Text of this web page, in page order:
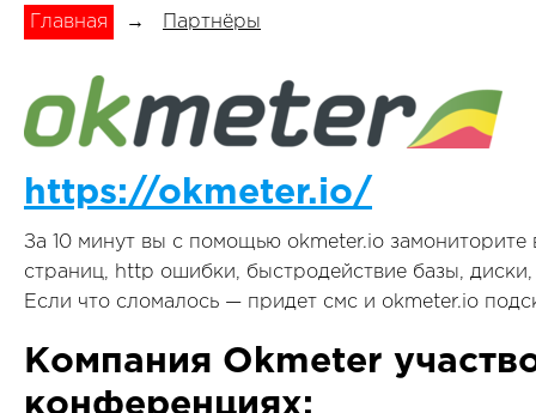
Главная → Партнёры
https://okmeter.io/
За 10 минут вы с помощью okmeter.io замониторите
страниц, http ошибки, быстродействие базы,
Если что сломалось — придет смс и okmeter.io
Компания Okmeter
конференциях: